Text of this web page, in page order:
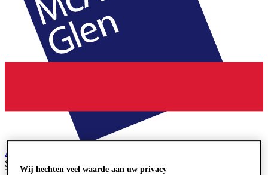
Ashford
Search input
Wij hechten veel waarde aan uw privacy